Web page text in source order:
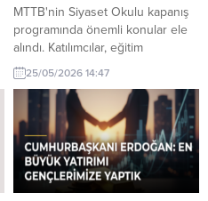
MTTB'nin Siyaset Okulu kapanış
programında önemli konular ele
alındı. Katılımcılar, eğitim
süreçlerini değerlendirdi.
25/05/2026 14:47